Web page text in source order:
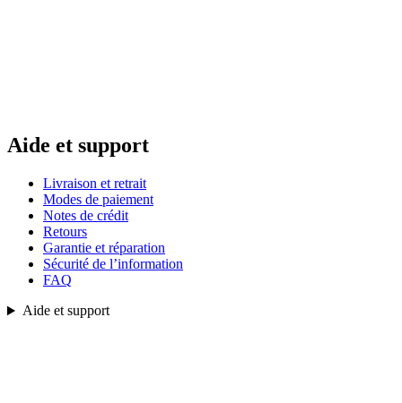
Aide et support
Livraison et retrait
Modes de paiement
Notes de crédit
Retours
Garantie et réparation
Sécurité de l’information
FAQ
Aide et support